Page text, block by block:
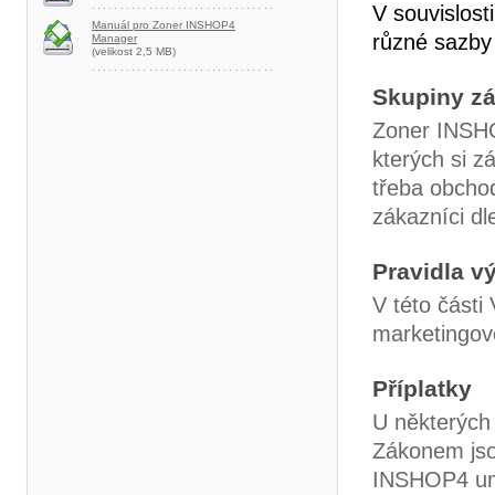
Manuál pro Zoner INSHOP4
Manager
(velikost 2,5 MB)
V
různé
Skupiny
Zoner
kterých si
třeba
zákazníci
Pravidla
V této části
Příplatky
U
Zákonem
INSHOP4